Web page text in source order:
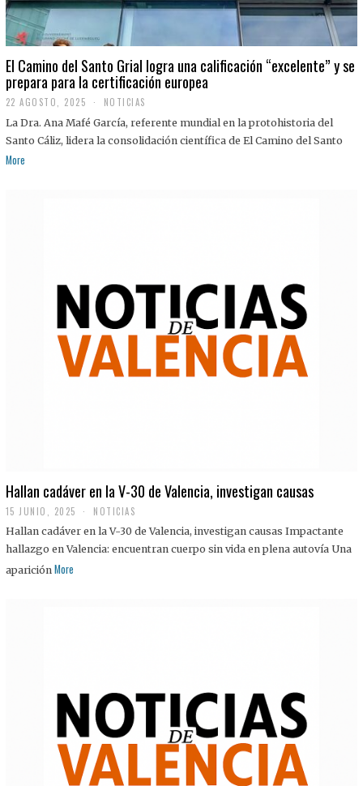
El Camino del Santo Grial logra una calificación “excelente” y se
prepara para la certificación europea
22 AGOSTO, 2025
2
A
G
NOTICIAS
La Dra. Ana Mafé García, referente mundial en la protohistoria del
Santo Cáliz, lidera la consolidación científica de El Camino del Santo
More
Hallan cadáver en la V-30 de Valencia, investigan causas
15 JUNIO, 2025 NOTICIAS
Hallan cadáver en la V-30 de Valencia, investigan causas Impactante
hallazgo en Valencia: encuentran cuerpo sin vida en plena autovía Una
aparición More